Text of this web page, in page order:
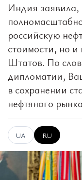
Индия заявила,
российскую
стоимости, но
Штатов. По
дипломатии,
в сохранении
нефтяного
UA RU